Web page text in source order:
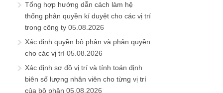
Tổng hợp hướng dẫn cách làm hệ
thống phân quyền kí duyệt cho các vị trí
trong công ty 05.08.2026
Xác định quyền bộ phận và phân quyền
cho các vị trí 05.08.2026
Xác định sơ đồ vị trí và tính toán định
biên số lượng nhân viên cho từng vị trí
của bộ phận 05.08.2026